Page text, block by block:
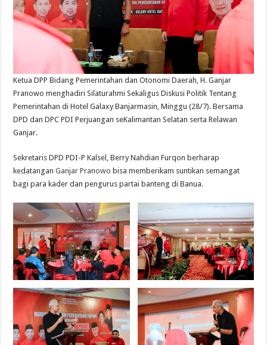
Ketua DPP Bidang Pemerintahan dan Otonomi Daerah, H. Ganjar
Pranowo menghadiri Silaturahmi Sekaligus Diskusi Politik Tentang
Pemerintahan di Hotel Galaxy Banjarmasin, Minggu (28/7). Bersama
DPD dan DPC PDI Perjuangan seKalimantan Selatan serta Relawan
Ganjar.
Sekretaris DPD PDI-P Kalsel, Berry Nahdian Furqon berharap
kedatanganGanjar Pranowo bisa memberikam suntikan semangat
bagi para kader dan pengurus partai banteng di Banua.